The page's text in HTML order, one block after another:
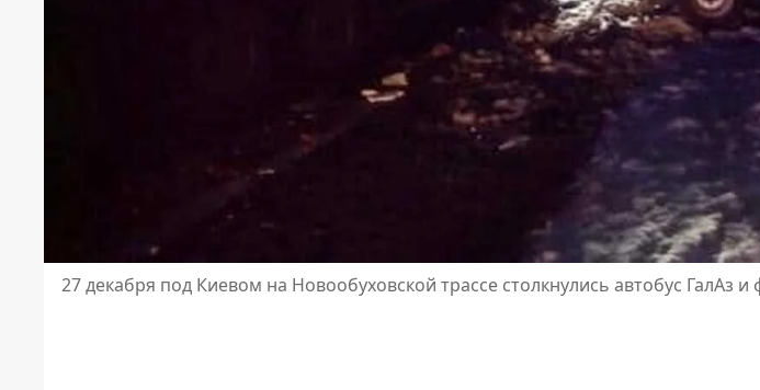
27 декабря под Киевом на Новообуховской трассе столкнулись автобус ГалАз и